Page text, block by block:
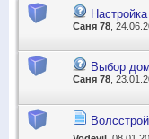
Саня 78 ,
Выбор
Саня 78 ,
Волсстрой